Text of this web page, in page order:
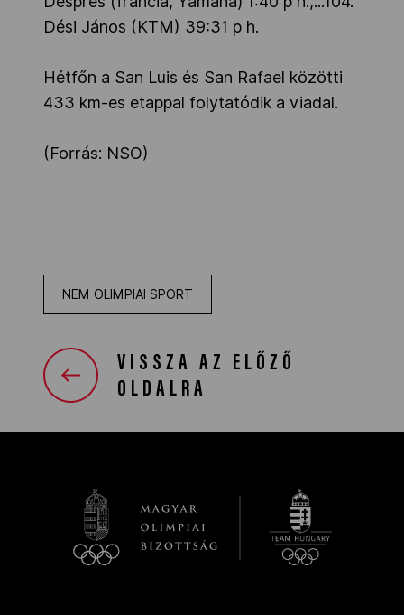
Dési János (KTM) 39:31 p h.
Hétfőn a San Luis és San Rafael közötti
433 km-es etappal folytatódik a viadal.
(Forrás: NSO)
NEM OLIMPIAI SPORT
VISSZA AZ ELŐZŐ
OLDALRA